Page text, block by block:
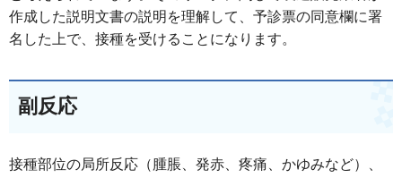
作成した説明文書の説明を理解して、予診票の同意欄に署
名した上で、接種を受けることになります。
副反応
接種部位の局所反応（腫脹、発赤、疼痛、かゆみなど）、